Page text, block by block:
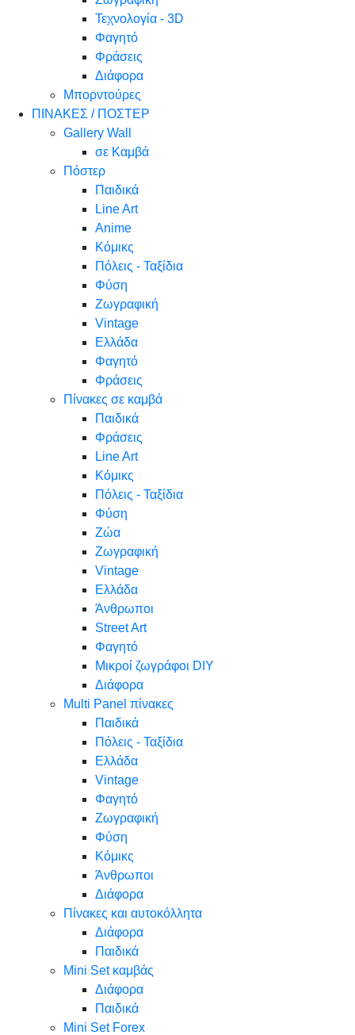
Τεχνολογία - 3D
Φαγητό
Φράσεις
Διάφορα
Μπορντούρες
ΠΙΝΑΚΕΣ / ΠΟΣΤΕΡ
Gallery Wall
σε Καμβά
Πόστερ
Παιδικά
Line Art
Anime
Κόμικς
Πόλεις - Ταξίδια
Φύση
Ζωγραφική
Vintage
Ελλάδα
Φαγητό
Φράσεις
Πίνακες σε καμβά
Παιδικά
Φράσεις
Line Art
Κόμικς
Πόλεις - Ταξίδια
Φύση
Ζώα
Ζωγραφική
Vintage
Ελλάδα
Άνθρωποι
Street Art
Φαγητό
Μικροί ζωγράφοι DIY
Διάφορα
Multi Panel πίνακες
Παιδικά
Πόλεις - Ταξίδια
Ελλάδα
Vintage
Φαγητό
Ζωγραφική
Φύση
Κόμικς
Άνθρωποι
Διάφορα
Πίνακες και αυτοκόλλητα
Διάφορα
Παιδικά
Mini Set καμβάς
Διάφορα
Παιδικά
Mini Set Forex